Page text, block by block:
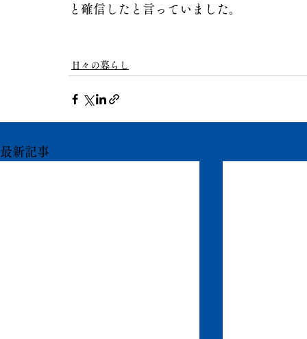
と確信したと言っていました。
日々の暮らし
最新記事